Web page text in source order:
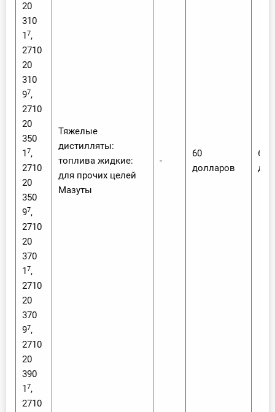
20
310
1 7,
2710
20
310
97,
2710
20
350
1 7,
2710
20
350
97,
2710
20
370
1 7,
2710
20
370
97,
2710
20
390
1 7,
2710
Тяжелые
дистилляты:
топлива жидкие:
для прочих целей
Мазуты
-
60
долларов
60